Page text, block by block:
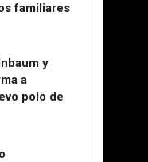
familiares
y
a
polo de